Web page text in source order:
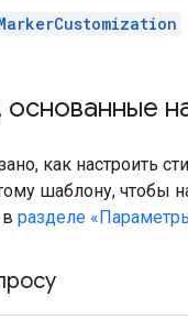
основанные
как настроить
шаблону, чтобы
разделе